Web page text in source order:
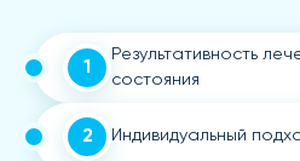
1
Результативность
состояния
2 Индивидуальный